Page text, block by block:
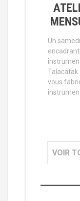
Un
vous
VOIR